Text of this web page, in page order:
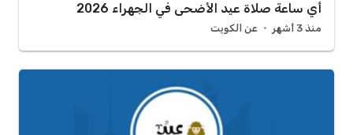
أي ساعة صلاة عيد الأضحى في الجهراء 2026
منذ 3 أشهر عن الكويت